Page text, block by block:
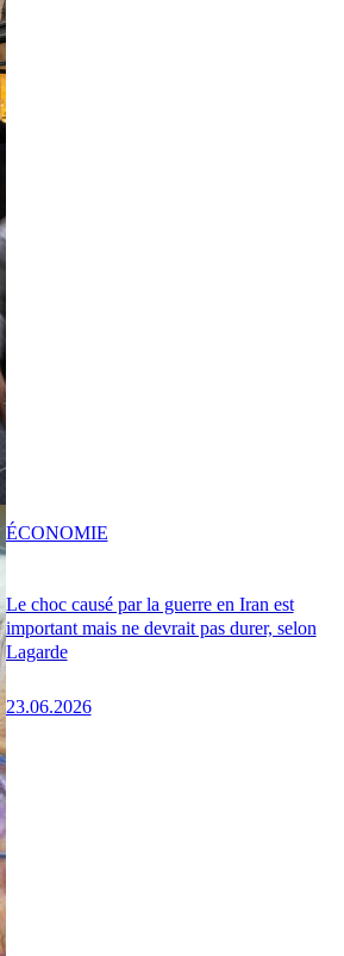
Le choc causé par la guerre en Iran est
important mais ne devrait pas durer, selon
Lagarde
23.06.2026
ÉCONOMIE